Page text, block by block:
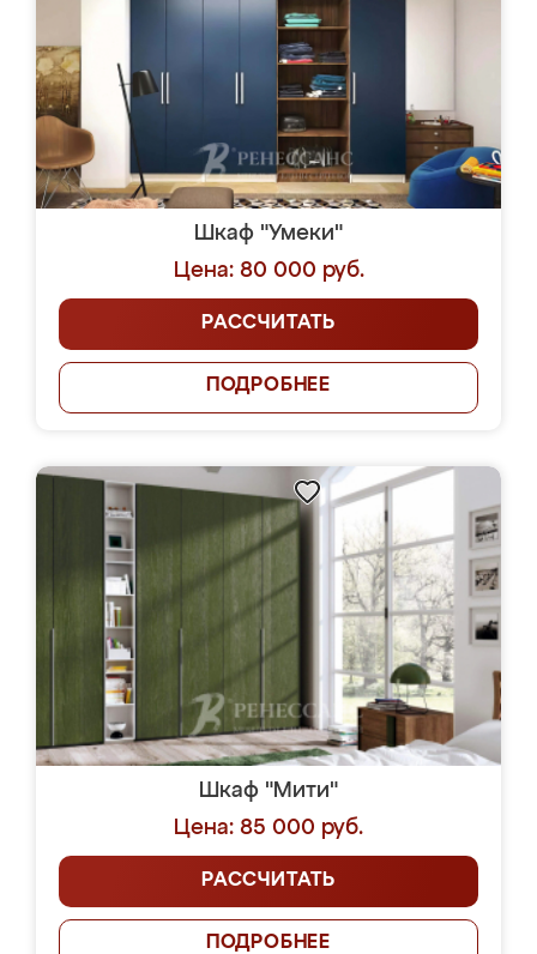
Шкаф "Умеки"
Цена: 80 000 руб.
РАССЧИТАТЬ
ПОДРОБНЕЕ
Шкаф "Мити"
Цена: 85 000 руб.
РАССЧИТАТЬ
ПОДРОБНЕЕ